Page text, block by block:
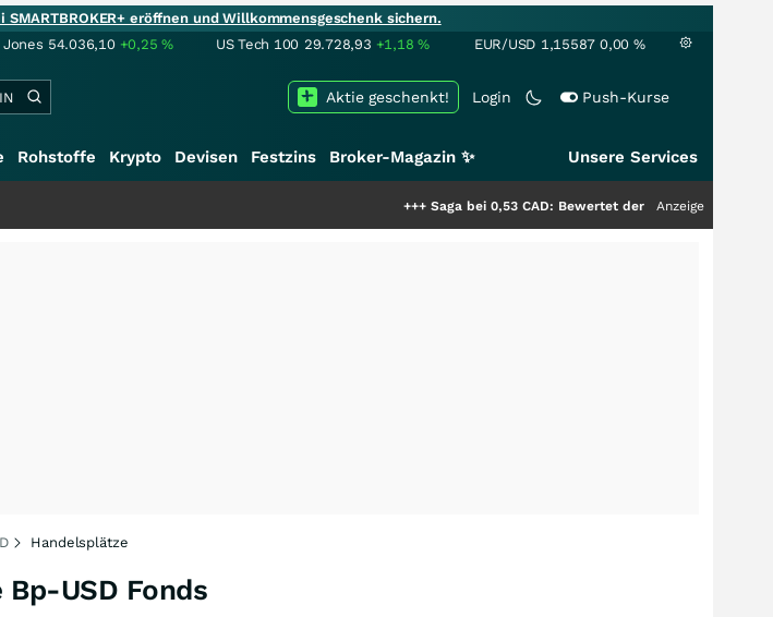
eröffnen und Willkommensgeschenk sichern.
Jones 54.036,10 +0,25% US Tech 100 29.728,93 +1,18% EUR/USD 1,15587 0,00 %
Login Push-Kurse
Aktie geschenkt!
Rohstoffe Krypto Devisen Festzins Broker-Magazin ✨ Unsere Services
Saga bei 0,53 CAD: Bewertet der Markt noch immer nur
Anzeige
Handelsplätze
USD Fonds